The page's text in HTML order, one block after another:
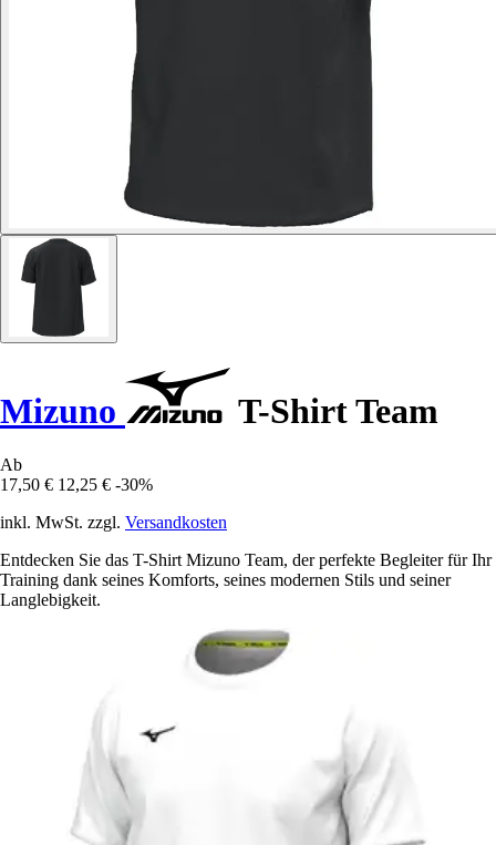
Mizuno T-Shirt Team
Ab
17,50 € 12,25 € -30%
inkl. MwSt. zzgl. Versandkosten
Entdecken Sie das T-Shirt Mizuno Team, der perfekte Begleiter für Ihr
Training dank seines Komforts, seines modernen Stils und seiner
Langlebigkeit.